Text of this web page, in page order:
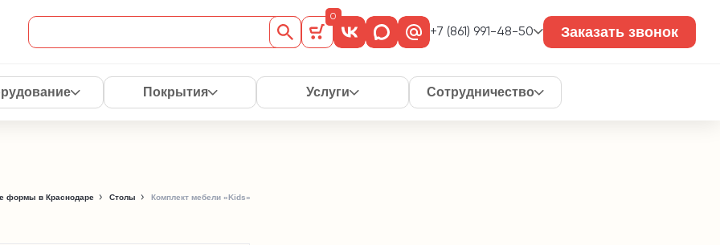
0
+7 (861) 991-48-50 Заказать звонок
Покрытия Услуги Сотрудничество
формы в Краснодаре Столы Комплект мебели «Kids»